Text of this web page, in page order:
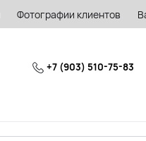
Фотографии клиентов
+7 (903) 510-75-83